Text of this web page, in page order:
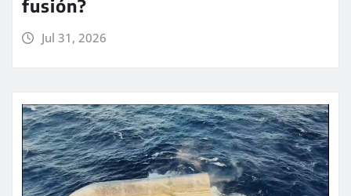
fusión?
Jul 31, 2026